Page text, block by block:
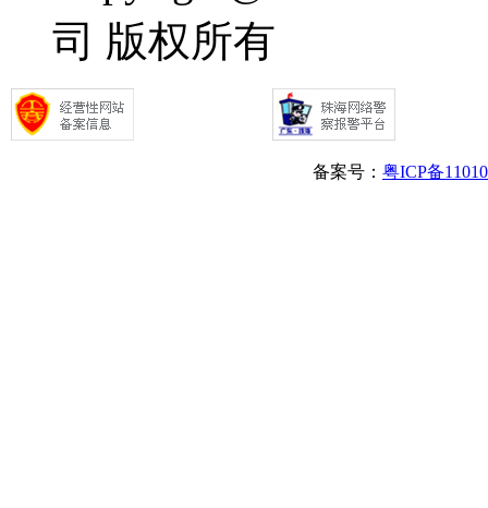
司 版权所有
备案号： 粤ICP备